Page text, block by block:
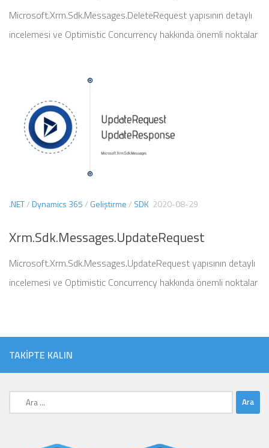
Microsoft.Xrm.Sdk.Messages.DeleteRequest yapısının detaylı
incelemesi ve Optimistic Concurrency hakkında önemli noktalar
.NET/Dynamics 365/ Geliştirme/ SDK 2020-08-29
Xrm.Sdk.Messages.UpdateRequest
Microsoft.Xrm.Sdk.Messages.UpdateRequest yapısının detaylı
incelemesi ve Optimistic Concurrency hakkında önemli noktalar
TAKIPTE KALIN
Arama: